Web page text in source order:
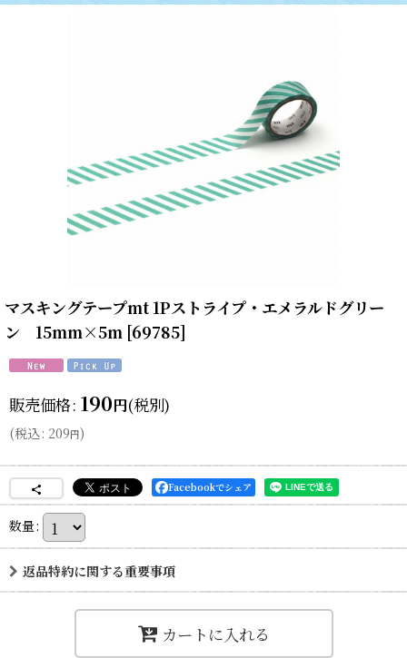
マスキングテープmt 1Pストライプ・エメラルドグリー
ン 15mm×5m [69785]
販売価格: 190円(税別)
(税込: 209円)
Facebookでシェア
数量:
返品特約に関する重要事項
カートに入れる